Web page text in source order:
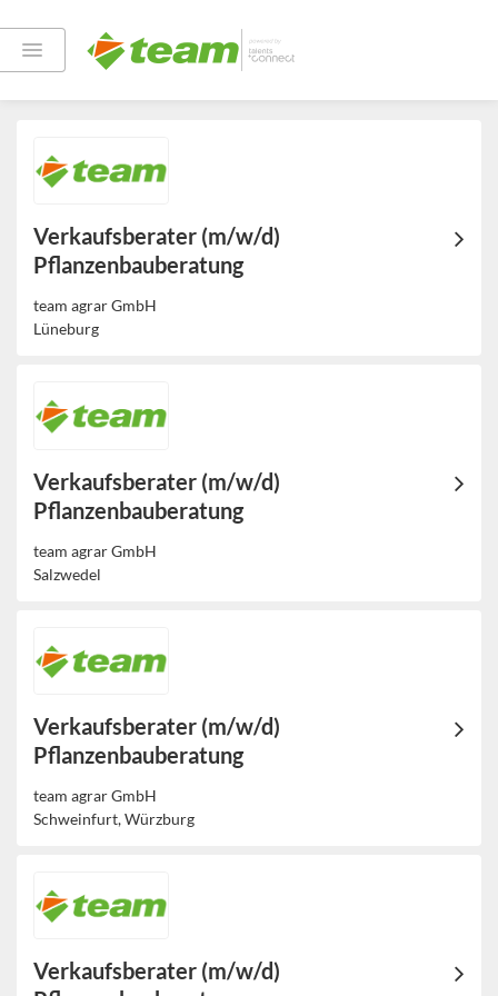
Offene Jobs
Verkaufsberater (m/w/d)
Pflanzenbauberatung
team agrar GmbH
Lüneburg
Verkaufsberater (m/w/d)
Pflanzenbauberatung
team agrar GmbH
Salzwedel
Verkaufsberater (m/w/d)
Pflanzenbauberatung
team agrar GmbH
Schweinfurt, Würzburg
Verkaufsberater (m/w/d)